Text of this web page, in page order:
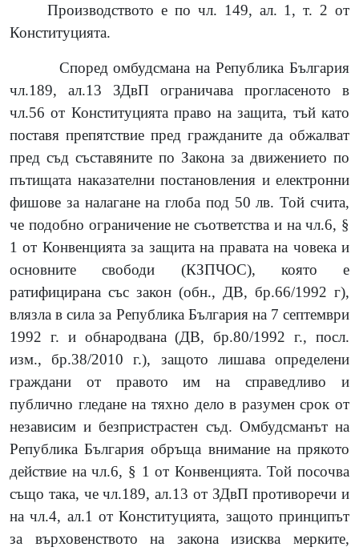
Производството е по чл. 149, ал. 1, т. 2 от
Конституцията.
Според омбудсмана на Република България
чл.189, ал.13 ЗДвП ограничава прогласеното в
чл.56 от Конституцията право на защита, тъй като
поставя препятствие пред гражданите да обжалват
пред съд съставяните по Закона за движението по
пътищата наказателни постановления и електронни
фишове за налагане на глоба под 50 лв. Той счита,
че подобно ограничение не съответства и на чл.6, §
1 от Конвенцията за защита на правата на човека и
основните свободи (КЗПЧОС), която е
ратифицирана със закон (обн., ДВ, бр.66/1992 г),
влязла в сила за Република България на 7 септември
1992 г. и обнародвана (ДВ, бр.80/1992 г., посл.
изм., бр.38/2010 г.), защото лишава определени
граждани от правото им на справедливо и
публично гледане на тяхно дело в разумен срок от
независим и безпристрастен съд. Омбудсманът на
Република България обръща внимание на прякото
действие на чл.6, § 1 от Конвенцията. Той посочва
също така, че чл.189, ал.13 от ЗДвП противоречи и
на чл.4, ал.1 от Конституцията, защото принципът
за върховенството на закона изисква мерките,